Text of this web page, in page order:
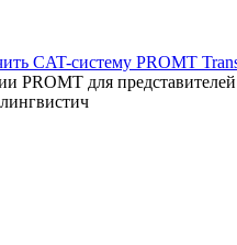
CAT-систему PROMT
для